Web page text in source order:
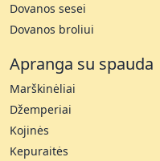
Dovanos sesei
Dovanos broliui
Apranga su spauda
Marškinėliai
Džemperiai
Kojinės
Kepuraitės